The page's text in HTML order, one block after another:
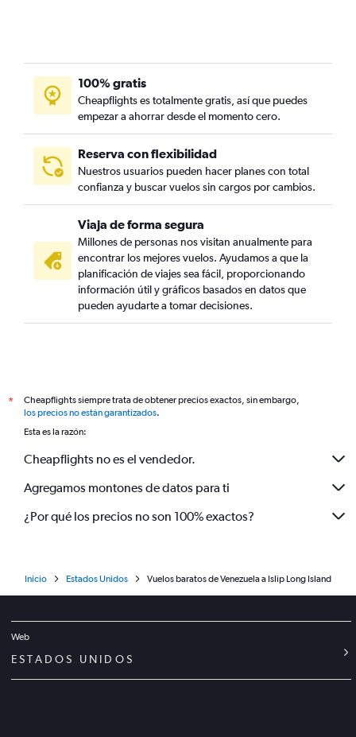
100% gratis
Cheapflights es totalmente gratis, así que puedes
empezar a ahorrar desde el momento cero.
Reserva con flexibilidad
Nuestros usuarios pueden hacer planes con total
confianza y buscar vuelos sin cargos por cambios.
Viaja de forma segura
Millones de personas nos visitan anualmente para
encontrar los mejores vuelos. Ayudamos a que la
planificación de viajes sea fácil, proporcionando
información útil y gráficos basados en datos que
pueden ayudarte a tomar decisiones.
*
Cheapflights siempre trata de obtener precios exactos, sin embargo,
los precios no están garantizados.
Esta es la razón:
Cheapflights no es el vendedor.
Agregamos montones de datos para ti
¿Por qué los precios no son 100% exactos?
Inicio Estados Unidos Vuelos baratos de Venezuela a Islip Long Island
Web
ESTADOS UNIDOS